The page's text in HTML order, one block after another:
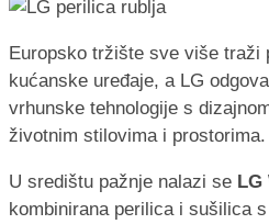
Europsko tržište sve više traži
kućanske uređaje, a LG
vrhunske tehnologije s
životnim stilovima i prostorima.
U središtu pažnje nalazi se LG
kombinirana perilica i sušilica